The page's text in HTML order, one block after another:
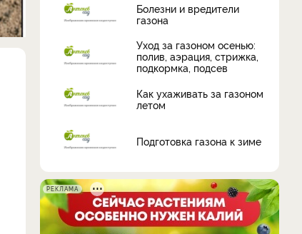
Болезни и вредители
газона
Уход за газоном осенью:
полив, аэрация, стрижка,
подкормка, подсев
Как ухаживать за газоном
летом
Подготовка газона к зиме
РЕКЛАМА